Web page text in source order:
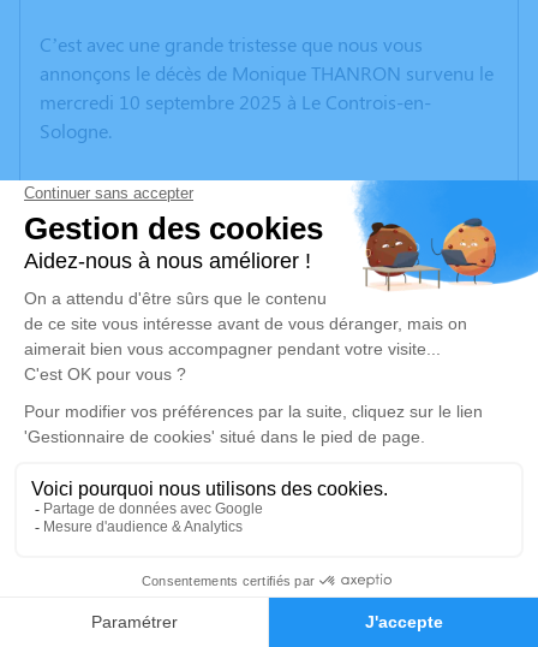
Faire-part Hommages
C’est avec une grande tristesse que nous vous
annonçons le décès de Monique THANRON survenu le
mercredi 10 septembre 2025 à Le Controis-en-
Sologne.
Nous vous invitons à utiliser cet espace pour laisser
vos condoléances, partager des photos souvenirs, une
anecdote ou exprimer vos pensées à travers des
poèmes ou des textes. Cet endroit est un lieu
d'expression dédié à honorer la mémoire de Monique
THANRON.
Un service de plantation d’arbre hommage est
disponible ici.
Je rends hommage
mercredi 17 septembre 2025 à 14h30
Église Saint Pierre de Blois